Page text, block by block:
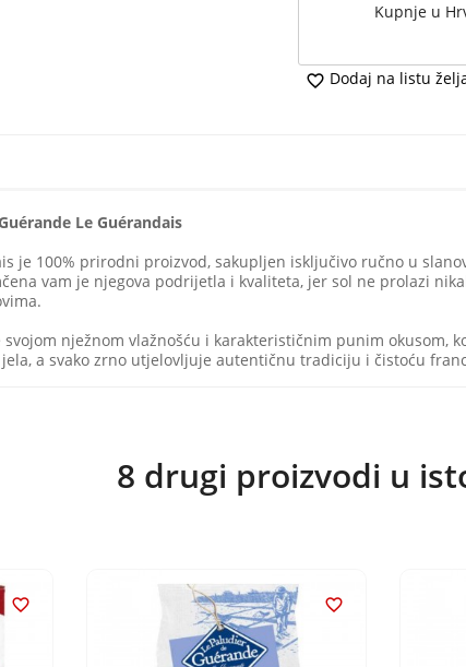
Kupnje u
 Dodaj na listu
Le Guérandais
je 100% prirodni proizvod, sakupljen isključivo ručno u
vam je njegova podrijetla i kvaliteta, jer sol ne prolazi
nježnom vlažnošću i karakterističnim punim okusom,
a svako zrno utjelovljuje autentičnu tradiciju i čistoću
8 drugi proizvodi u
 